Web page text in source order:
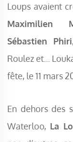
Loups avaient
Maximilien
Sébastien Phiri
Roulez et…
fête, le 11 mars
En dehors des
Waterloo, La